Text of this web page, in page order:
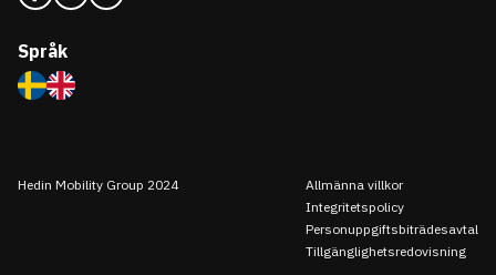
Språk
Hedin Mobility Group 2024
Allmänna villkor
Integritetspolicy
Personuppgiftsbiträdesavtal
Tillgänglighetsredovisning